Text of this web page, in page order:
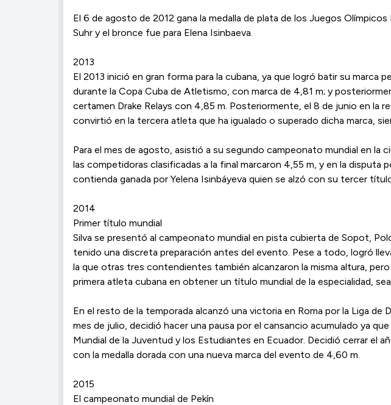
El 6 de agosto de 2012 gana la medalla de plata de los Juegos
Suhr y el bronce fue para Elena Isinbaeva.
2013
El 2013 inició en gran forma para la cubana, ya que logró batir su marca
durante la Copa Cuba de Atletismo, con marca de 4,81 m; ​y
certamen Drake Relays con 4,85 m. ​Posteriormente, el 8 de junio en la
convirtió en la tercera atleta que ha igualado o superado dicha marca,
Para el mes de agosto, asistió a su segundo campeonato mundial en la
las competidoras clasificadas a la final marcaron 4,55 m, y en la disputa
contienda ganada por Yelena Isinbáyeva quien se alzó con su tercer
2014
Primer título mundial
Silva se presentó al campeonato mundial en pista cubierta de Sopot,
tenido una discreta preparación antes del evento. Pese a todo, logró
la que otras tres contendientes también alcanzaron la misma altura,
primera atleta cubana en obtener un título mundial de la especialidad,
En el resto de la temporada alcanzó una victoria en Roma por la Liga
mes de julio, decidió hacer una pausa por el cansancio acumulado ya
Mundial de la Juventud y los Estudiantes en Ecuador. ​Decidió cerrar el
con la medalla dorada con una nueva marca del evento de 4,60 m.
2015
El campeonato mundial de Pekín